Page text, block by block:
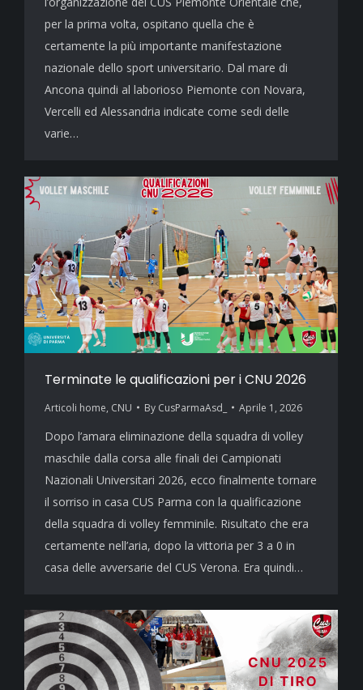
per la prima volta, ospitano quella che è
certamente la più importante manifestazione
nazionale dello sport universitario. Dal mare di
Ancona quindi al laborioso Piemonte con Novara,
Vercelli ed Alessandria indicate come sedi delle
varie…
Terminate le qualificazioni per i CNU 2026
Articoli home, CNU By CusParmaAsd_ Aprile 1, 2026
Dopo l’amara eliminazione della squadra di volley
maschile dalla corsa alle finali dei Campionati
Nazionali Universitari 2026, ecco finalmente tornare
il sorriso in casa CUS Parma con la qualificazione
della squadra di volley femminile. Risultato che era
certamente nell’aria, dopo la vittoria per 3 a 0 in
casa delle avversarie del CUS Verona. Era quindi…